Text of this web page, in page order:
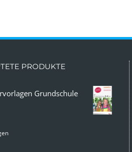
PRODUKTE
Grundschule